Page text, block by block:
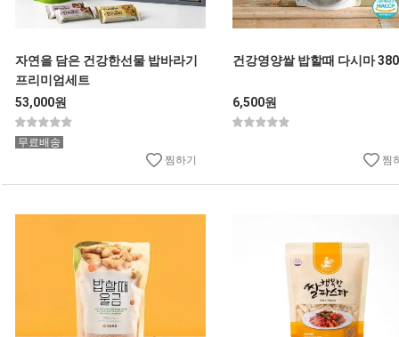
자연을 담은 건강한선물 밥바라기
프리미엄세트
53,000원
무료배송
찜하기
건강영양쌀 밥할때 다시마
6,500원
찜